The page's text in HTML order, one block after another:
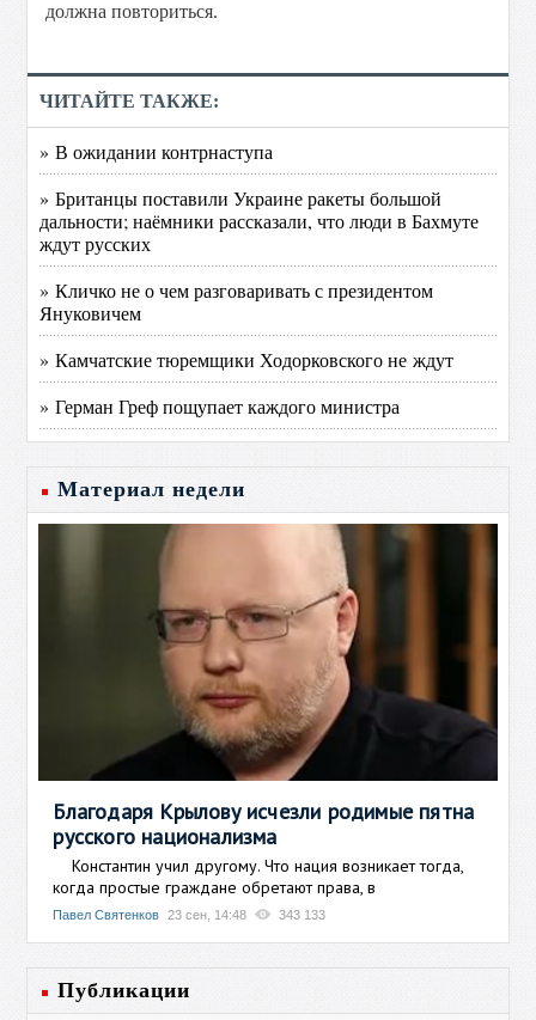
должна повториться.
ЧИТАЙТЕ ТАКЖЕ:
» В ожидании контрнаступа
» Британцы поставили Украине ракеты большой
дальности; наёмники рассказали, что люди в Бахмуте
ждут русских
» Кличко не о чем разговаривать с президентом
Януковичем
» Камчатские тюремщики Ходорковского не ждут
» Герман Греф пощупает каждого министра
Материал недели
Благодаря Крылову исчезли родимые пятна
русского национализма
Константин учил другому. Что нация возникает тогда,
когда простые граждане обретают права, в
Павел Святенков 23 сен, 14:48 343 133
Публикации